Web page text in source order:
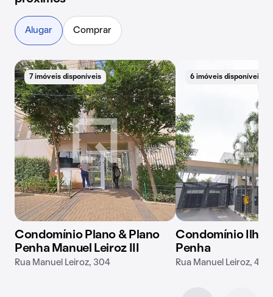
Alugar Comprar
7 imóveis disponíveis
Condomínio Plano & Plano
Penha Manuel Leiroz III
Rua Manuel Leiroz, 304
6 imóveis disponíveis
Condomínio Ilha
Penha
Rua Manuel Leiroz, 400